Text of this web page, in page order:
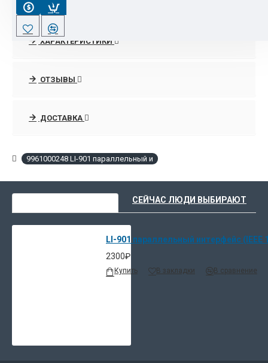
ХАРАКТЕРИСТИКИ
ОТЗЫВЫ
ДОСТАВКА
9961000248 LI-901 параллельный и
СЕЙЧАС ЛЮДИ ВЫБИРАЮТ
LI-901 параллельный интерфейс (IEEE
2300₽
Купить В закладки В сравнение